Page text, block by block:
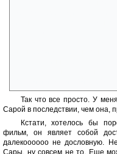
Так что все просто. У
Сарой в последствии, чем она,
Кстати, хотелось бы
фильм, он являет собой
далекоооооо не дословную.
Сары, ну совсем не то. Еще